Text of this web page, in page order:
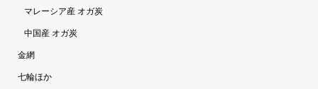
マレーシア産 オガ炭
中国産 オガ炭
金網
七輪ほか